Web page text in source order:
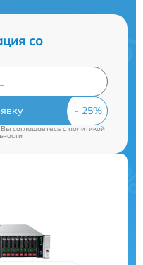
со
соглашаетесь cполитикой